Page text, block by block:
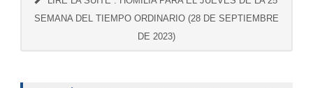
SEMANA DEL TIEMPO ORDINARIO (28 DE SEPTIEMBRE
DE 2023)